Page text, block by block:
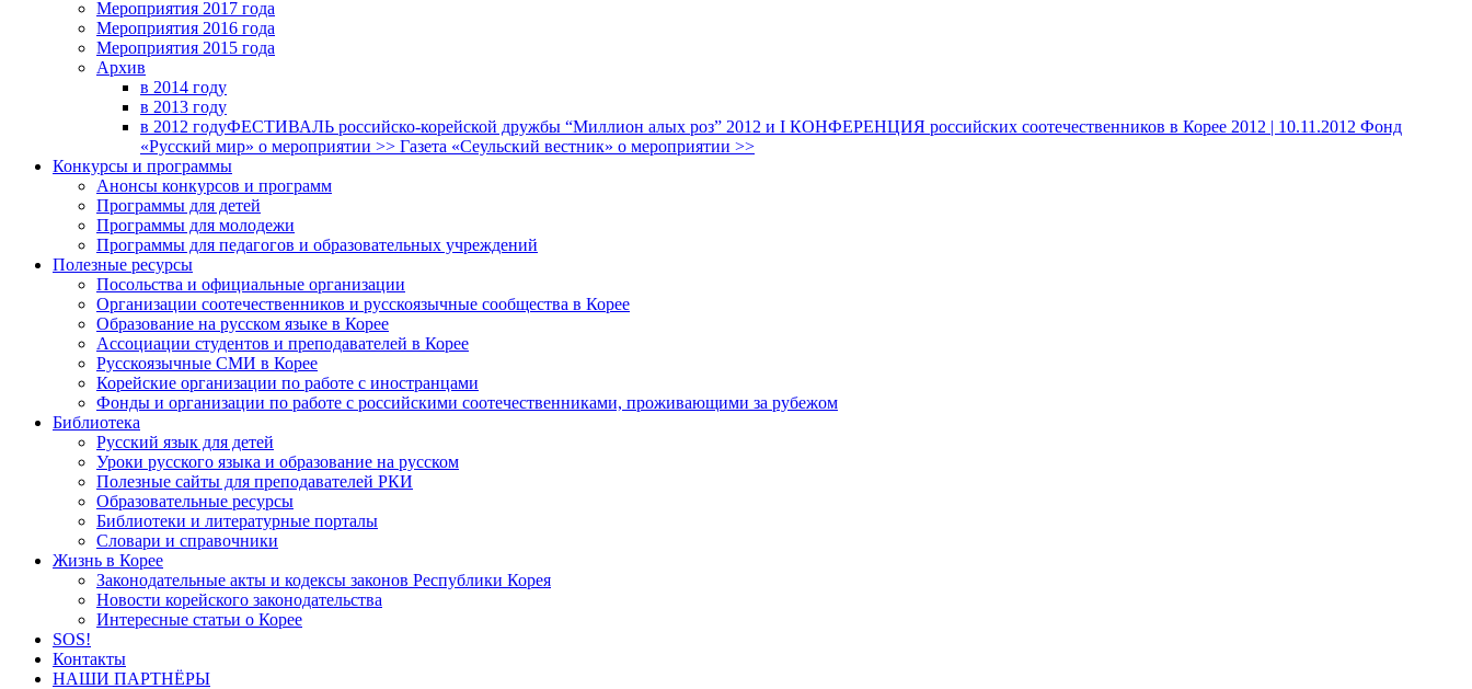
Мероприятия 2017 года
Мероприятия 2016 года
Мероприятия 2015 года
Архив
в 2014 году
в 2013 году
в 2012 годуФЕСТИВАЛЬ российско-корейской дружбы “Миллион алых роз” 2012 и I КОНФЕРЕНЦИЯ российских соотечественников в Корее 2012 | 10.11.2012 Фонд
«Русский мир» о мероприятии >> Газета «Сеульский вестник» о мероприятии >>
Конкурсы и программы
Анонсы конкурсов и программ
Программы для детей
Программы для молодежи
Программы для педагогов и образовательных учреждений
Полезные ресурсы
Посольства и официальные организации
Организации соотечественников и русскоязычные сообщества в Корее
Образование на русском языке в Корее
Ассоциации студентов и преподавателей в Корее
Русскоязычные СМИ в Корее
Корейские организации по работе с иностранцами
Фонды и организации по работе с российскими соотечественниками, проживающими за рубежом
Библиотека
Русский язык для детей
Уроки русского языка и образование на русском
Полезные сайты для преподавателей РКИ
Образовательные ресурсы
Библиотеки и литературные порталы
Словари и справочники
Жизнь в Корее
Законодательные акты и кодексы законов Республики Корея
Новости корейского законодательства
Интересные статьи о Корее
SOS!
Контакты
НАШИ ПАРТНЁРЫ